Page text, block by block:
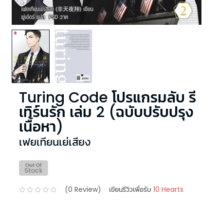
Turing Code โปรแกรมลับ รี
เทิร์นรัก เล่ม 2 (ฉบับปรับปรุง
เนื้อหา)
เฟยเทียนเย่เสียง
(0 Review) เขียนรีวิวเพื่อรับ 10 Hearts